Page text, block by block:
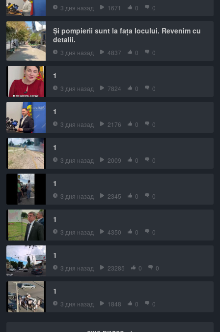
3 дня назад 1671 0 0
Și pompierii sunt la fața locului. Revenim cu
detalii.
3 дня назад 4837 0 0
1
3 дня назад 7824 0 0
1
3 дня назад 2176 0 0
1
3 дня назад 2009 0 0
1
3 дня назад 2345 0 0
1
3 дня назад 4350 0 0
1
3 дня назад 23285 0 0
1
3 дня назад 1848 0 0